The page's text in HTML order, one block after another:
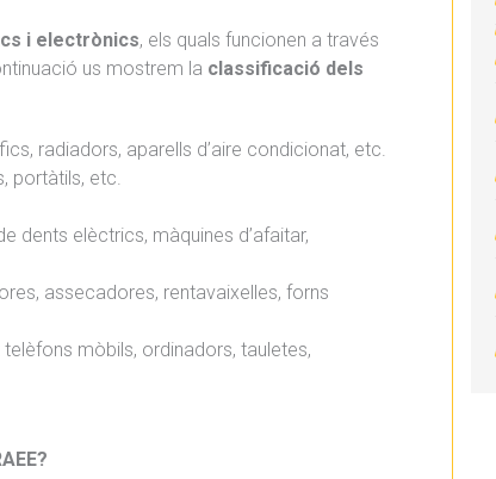
i electrònics, els quals funcionen a través
us mostrem la classificació dels
radiadors, aparells d’aire condicionat, etc.
portàtils, etc.
dents elèctrics, màquines d’afaitar,
assecadores, rentavaixelles, forns
mòbils, ordinadors, tauletes,